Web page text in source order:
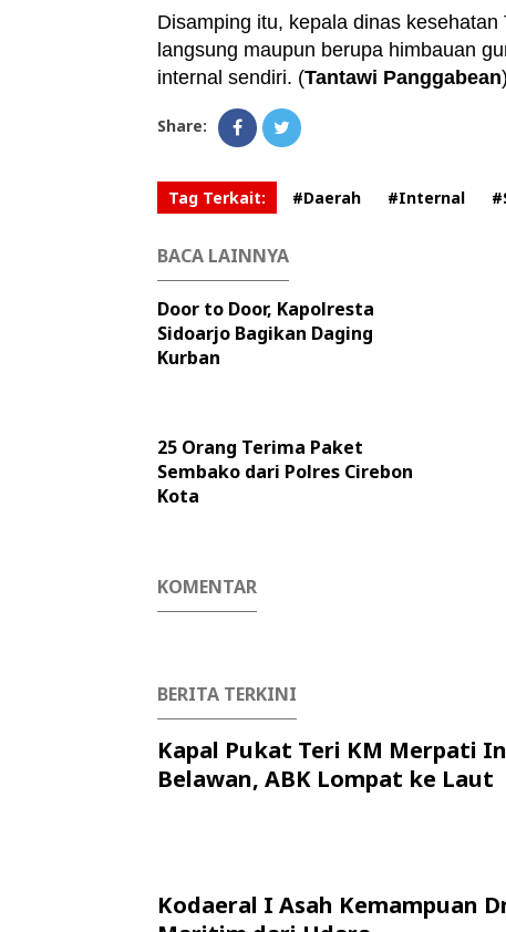
Disamping itu, kepala dinas
langsung maupun berupa himbauan
internal sendiri. (Tantawi Panggabean)
Share:
Tag Terkait: #Daerah #Internal
BACA LAINNYA
Door to Door, Kapolresta
Sidoarjo Bagikan Daging
Kurban
25 Orang Terima Paket
Sembako dari Polres Cirebon
Kota
KOMENTAR
BERITA TERKINI
Kapal Pukat Teri KM Merpati
Belawan, ABK Lompat ke Laut
Kodaeral I Asah Kemampuan